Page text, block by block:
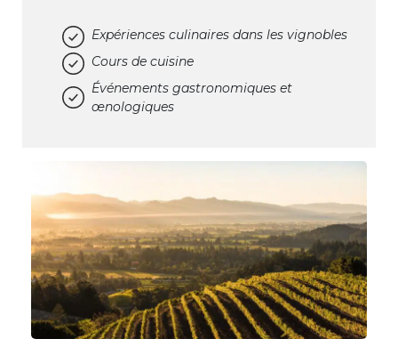
Expériences culinaires dans les vignobles
Cours de cuisine
Événements gastronomiques et
œnologiques